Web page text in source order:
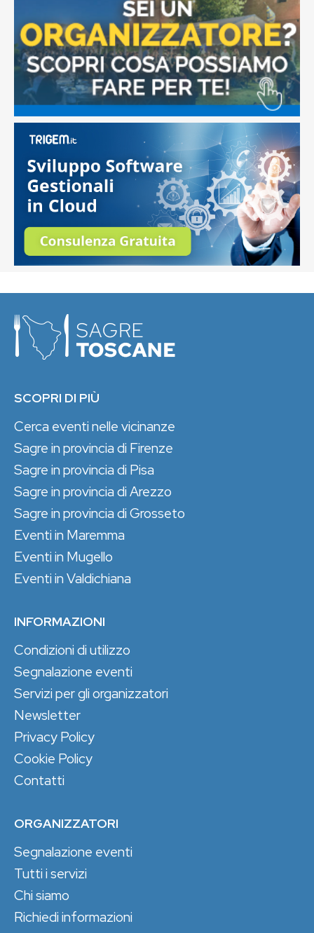
SCOPRI DI PIÙ
Cerca eventi nelle vicinanze
Sagre in provincia di Firenze
Sagre in provincia di Pisa
Sagre in provincia di Arezzo
Sagre in provincia di Grosseto
Eventi in Maremma
Eventi in Mugello
Eventi in Valdichiana
INFORMAZIONI
Condizioni di utilizzo
Segnalazione eventi
Servizi per gli organizzatori
Newsletter
Privacy Policy
Cookie Policy
Contatti
ORGANIZZATORI
Segnalazione eventi
Tutti i servizi
Chi siamo
Richiedi informazioni